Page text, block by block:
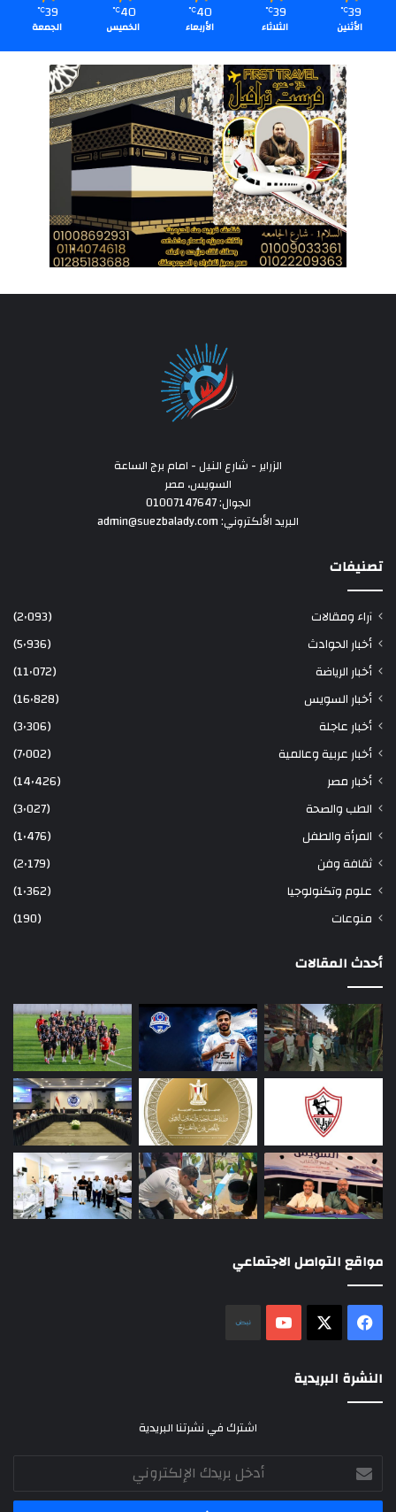
39
℃
الأثنين
39
℃
الثلاثاء
40
℃
الأربعاء
40
℃
الخميس
39
℃
الجمعة
الزراير - شارع النيل - امام برج الساعة
السويس، مصر
الجوال: 01007147647
البريد الألكتروني: admin@suezbalady.com
تصنيفات
آراء ومقالات
(2٬093)
أخبار الحوادث
(5٬936)
أخبار الرياضة
(11٬072)
أخبار السويس
(16٬828)
أخبار عاجلة
(3٬306)
أخبار عربية وعالمية
(7٬002)
أخبار مصر
(14٬426)
الطب والصحة
(3٬027)
المرأة والطفل
(1٬476)
ثقافة وفن
(2٬179)
علوم وتكنولوجيا
(1٬362)
منوعات
(190)
أحدث المقالات
مواقع التواصل الاجتماعي
فيسبوك ‫YouTube
النشرة البريدية
اشترك في نشرتنا البريدية
أدخل
بريدك
الإلكتروني